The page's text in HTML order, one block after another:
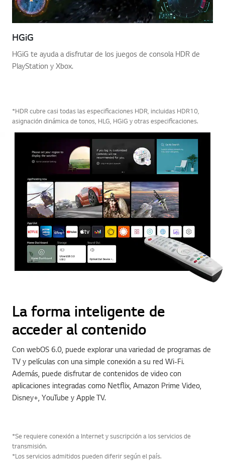
HGiG
HGiG te ayuda a disfrutar de los juegos de consola HDR de
PlayStation y Xbox.
*HDR cubre casi todas las especificaciones HDR, incluidas HDR10,
asignación dinámica de tonos, HLG, HGiG y otras especificaciones.
La forma inteligente de
acceder al contenido
Con webOS 6.0, puede explorar una variedad de programas de
TV y películas con una simple conexión a su red Wi-Fi.
Además, puede disfrutar de contenidos de video con
aplicaciones integradas como Netflix, Amazon Prime Video,
Disney+, YouTube y Apple TV.
*Se requiere conexión a Internet y suscripción a los servicios de
transmisión.
*Los servicios admitidos pueden diferir según el país.